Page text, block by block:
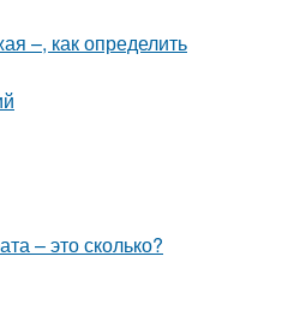
–, как определить
– это сколько?